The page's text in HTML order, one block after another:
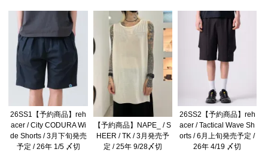
26SS1【予約商品】reh
acer / City CODURA Wi
de Shorts / 3月下旬発売
予定 / 26年 1/5 〆切
【予約商品】NAPE_ / S
HEER / TK / 3月発売予
定 / 25年 9/28〆切
26SS2【予約商品】reh
acer / Tactical Wave Sh
orts / 6月上旬発売予定 /
26年 4/19 〆切